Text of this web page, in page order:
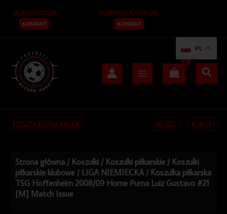
treści
SKUP KOSZULEK
KONTAKT
KLEJENIE NADRUKÓW
KONTAKT
KOSZULKI PIŁKARSKIE BLUZY KURTKI
Strona główna / Koszulki / Koszulki piłkarskie / Koszulki
piłkarskie klubowe / LIGA NIEMIECKA / Koszulka piłkarska
TSG Hoffenheim 2008/09 Home Puma Luiz Gustavo #21
[M] Match Issue
PL